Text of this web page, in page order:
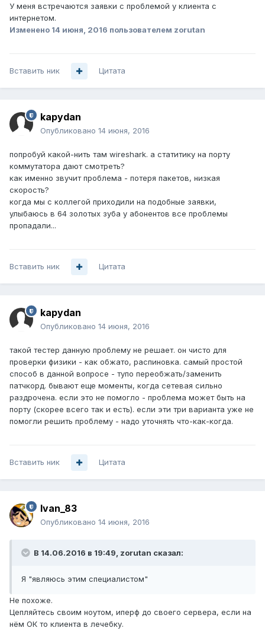
У меня встречаются заявки с проблемой у клиента с
интернетом.
Изменено 14 июня, 2016 пользователем zorutan
Вставить ник Цитата
kapydan
Опубликовано 14 июня, 2016
попробуй какой-нить там wireshark. а статитику на порту
коммутатора дают смотреть?
как именно звучит проблема - потеря пакетов, низкая
скорость?
когда мы с коллегой приходили на подобные заявки,
улыбаюсь в 64 золотых зуба у абонентов все проблемы
пропадали...
Вставить ник Цитата
kapydan
Опубликовано 14 июня, 2016
такой тестер данную проблему не решает. он чисто для
проверки физики - как обжато, распиновка. самый простой
способ в данной вопросе - тупо переобжать/заменить
патчкорд. бывают еще моменты, когда сетевая сильно
раздрочена. если это не помогло - проблема может быть на
порту (скорее всего так и есть). если эти три варианта уже не
помогли решить проблему - надо уточнять что-как-когда.
Вставить ник Цитата
Ivan_83
Опубликовано 14 июня, 2016
В 14.06.2016 в 19:49, zorutan сказал:
Я "являюсь этим специалистом"
Не похоже.
Цепляйтесь своим ноутом, иперф до своего сервера, если на
нём ОК то клиента в лечебку.